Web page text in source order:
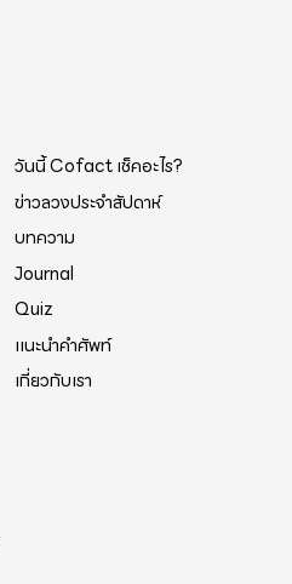
วันนี้ Cofact เช็คอะไร?
ข่าวลวงประจำสัปดาห์
บทความ
Journal
Quiz
แนะนำคำศัพท์
เกี่ยวกับเรา